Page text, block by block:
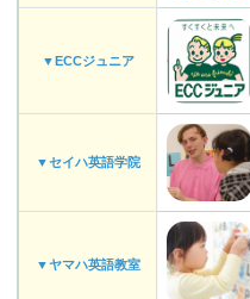
▼ECCジュニア
▼セイハ英語学院
▼ヤマハ英語教室